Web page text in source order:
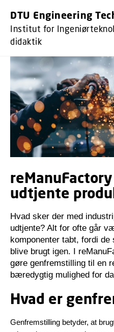
DTU Engineering
Institut for
didaktik
udtjente
Hvad sker der med
udtjente? Alt for ofte går
komponenter tabt, fordi
blive brugt igen. I
gøre genfremstilling til en
bæredygtig mulighed for
Hvad er
Genfremstilling betyder, at